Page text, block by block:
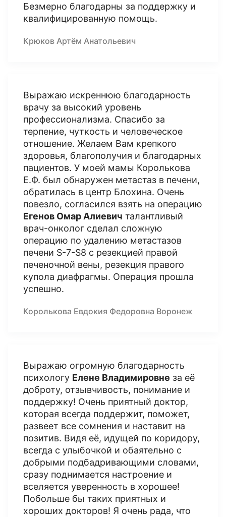
Безмерно благодарны за поддержку и
квалифицированную помощь.
Крюков Артём Анатольевич
Выражаю искреннюю благодарность
врачу за высокий уровень
профессионализма. Спасибо за
терпение, чуткость и человеческое
отношение. Желаем Вам крепкого
здоровья, благополучия и благодарных
пациентов. У моей мамы Королькова
Е.Ф. был обнаружен метастаз в печени,
обратилась в центр Блохина. Очень
повезло, согласился взять на операцию
Егенов Омар Алиевич талантливый
врач-онколог сделал сложную
операцию по удалению метастазов
печени S-7-S8 с резекцией правой
печеночной вены, резекция правого
купола диафрагмы. Операция прошла
успешно.
Королькова Евдокия Федоровна Воронеж
Выражаю огромную благодарность
психологу Елене Владимировне за её
доброту, отзывчивость, понимание и
поддержку! Очень приятный доктор,
которая всегда поддержит, поможет,
развеет все сомнения и наставит на
позитив. Видя её, идущей по коридору,
всегда с улыбочкой и обаятельно с
добрыми подбадривающими словами,
сразу поднимается настроение и
вселяется уверенность в хорошее!
Побольше бы таких приятных и
хороших докторов! Я очень рада, что